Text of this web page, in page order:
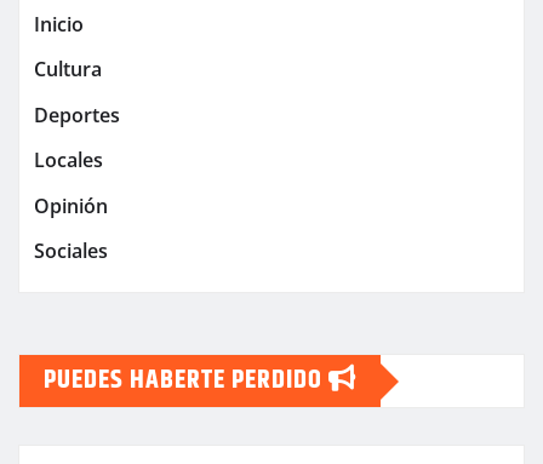
Inicio
Cultura
Deportes
Locales
Opinión
Sociales
PUEDES HABERTE PERDIDO